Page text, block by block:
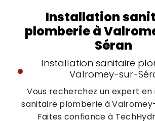
Installation
plomberie à
Séran
Installation sanitaire
Valromey-sur-
Vous recherchez un expert
sanitaire plomberie à
Faites confiance à